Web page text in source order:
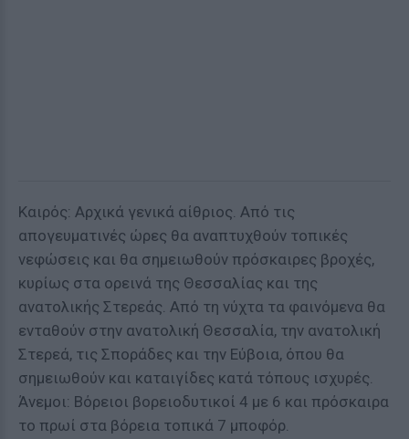
Καιρός: Αρχικά γενικά αίθριος. Από τις
απογευματινές ώρες θα αναπτυχθούν τοπικές
νεφώσεις και θα σημειωθούν πρόσκαιρες βροχές,
κυρίως στα ορεινά της Θεσσαλίας και της
ανατολικής Στερεάς. Από τη νύχτα τα φαινόμενα θα
ενταθούν στην ανατολική Θεσσαλία, την ανατολική
Στερεά, τις Σποράδες και την Εύβοια, όπου θα
σημειωθούν και καταιγίδες κατά τόπους ισχυρές.
Άνεμοι: Βόρειοι βορειοδυτικοί 4 με 6 και πρόσκαιρα
το πρωί στα βόρεια τοπικά 7 μποφόρ.